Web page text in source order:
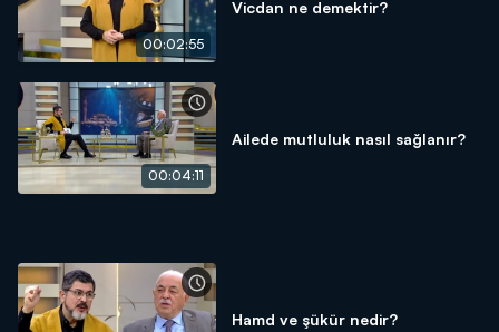
00:02:55
Vicdan ne demektir?
00:04:11
Ailede mutluluk nasıl sağlanır?
Hamd ve şükür nedir?